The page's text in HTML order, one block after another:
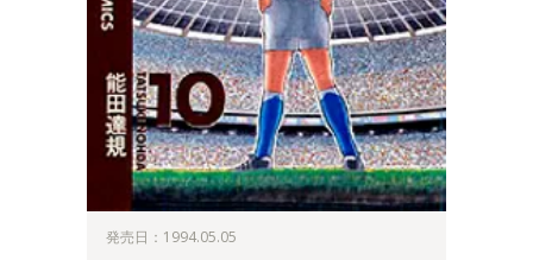
発売日：1994.05.05